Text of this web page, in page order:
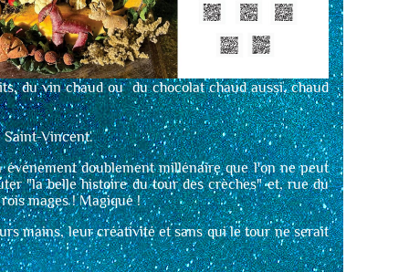
du vin chaud ou du chocolat chaud aussi, chaud
Saint-Vincent.
doublement millénaire que l'on ne peut
"la belle histoire du tour des crèches" et, rue du
mages ! Magique !
mains, leur créativité et sans qui le tour ne serait